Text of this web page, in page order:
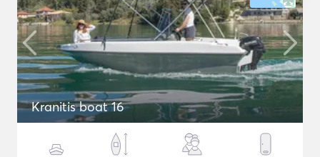
Kranitis boat 16